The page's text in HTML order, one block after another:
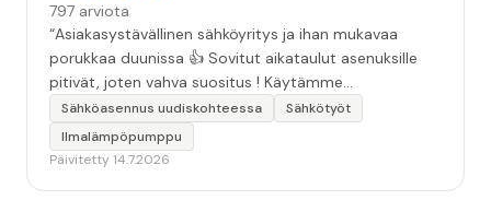
797 arviota
“Asiakasystävällinen sähköyritys ja ihan mukavaa
porukkaa duunissa 👍 Sovitut aikataulut asenuksille
pitivät, joten vahva suositus ! Käytämme
seuraavallakin kerralla!”
Sähköasennus uudiskohteessa
Sähkötyöt
Ilmalämpöpumppu
Päivitetty 14.7.2026